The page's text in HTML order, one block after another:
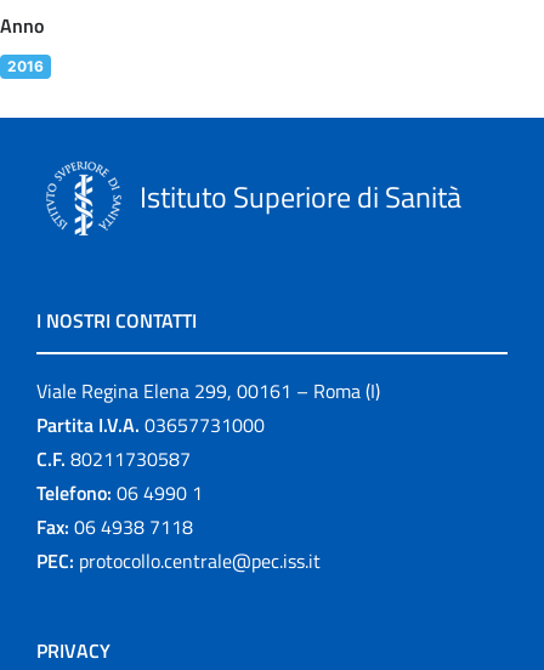
Anno
2016
Istituto Superiore di Sanità
I NOSTRI CONTATTI
Viale Regina Elena 299, 00161 – Roma (I)
Partita I.V.A. 03657731000
C.F. 80211730587
Telefono: 06 4990 1
Fax: 06 4938 7118
PEC: protocollo.centrale@pec.iss.it
PRIVACY